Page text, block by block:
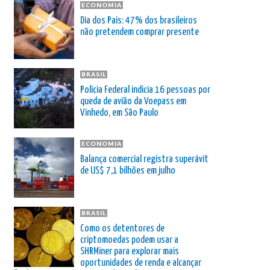
ECONOMIA
Dia dos Pais: 47% dos brasileiros
não pretendem comprar presente
BRASIL
Polícia Federal indicia 16 pessoas por
queda de avião da Voepass em
Vinhedo, em São Paulo
ECONOMIA
Balança comercial registra superávit
de US$ 7,1 bilhões em julho
BRASIL
Como os detentores de
criptomoedas podem usar a
SHRMiner para explorar mais
oportunidades de renda e alcançar